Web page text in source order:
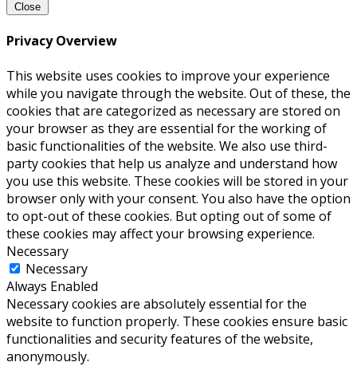
Close
Privacy Overview
This website uses cookies to improve your experience
while you navigate through the website. Out of these, the
cookies that are categorized as necessary are stored on
your browser as they are essential for the working of
basic functionalities of the website. We also use third-
party cookies that help us analyze and understand how
you use this website. These cookies will be stored in your
browser only with your consent. You also have the option
to opt-out of these cookies. But opting out of some of
these cookies may affect your browsing experience.
Necessary
Necessary
Always Enabled
Necessary cookies are absolutely essential for the
website to function properly. These cookies ensure basic
functionalities and security features of the website,
anonymously.